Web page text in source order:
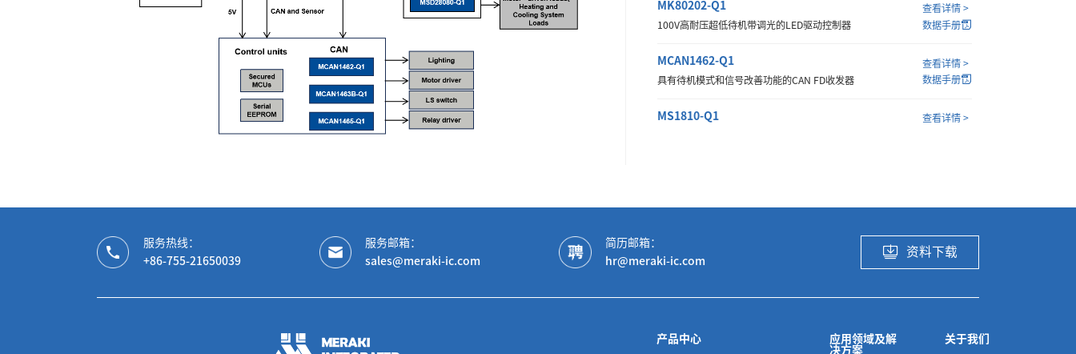
MK80202-Q1
100V高耐压超低待机带调光的LED驱动控制器
查看详情 >
数据手册
MCAN1462-Q1
具有待机模式和信号改善功能的CAN FD收发器
查看详情 >
数据手册
MS1810-Q1
查看详情 >
数据手册
24V系统的双通道50mΩ级别智能高边开关
数据手册
MSD28080-Q1
查看详情 >
服务热线：
+86-755-21650039
服务邮箱：
sales@meraki-ic.com
简历邮箱：
hr@meraki-ic.com
资料下载
产品中心
应用领域及解
决方案
关于我们